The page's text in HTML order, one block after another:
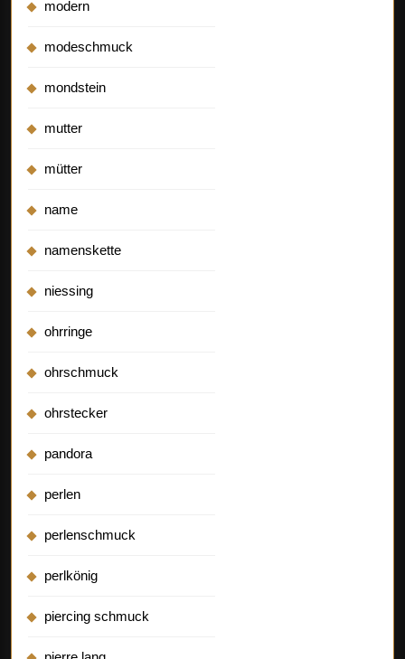
modern
modeschmuck
mondstein
mutter
mütter
name
namenskette
niessing
ohrringe
ohrschmuck
ohrstecker
pandora
perlen
perlenschmuck
perlkönig
piercing schmuck